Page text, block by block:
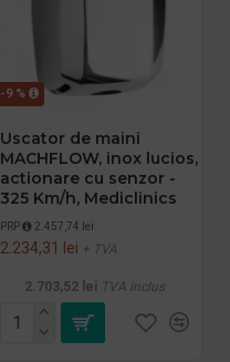
-9 %
Uscator de maini
MACHFLOW, inox lucios,
actionare cu senzor -
325 Km/h, Mediclinics
PRP 2.457,74 lei
2.234,31 lei + TVA
2.703,52 lei TVA inclus